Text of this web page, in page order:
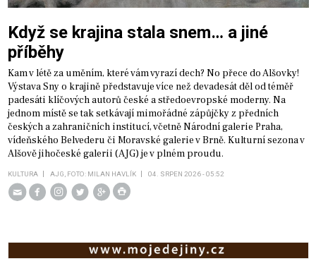
Když se krajina stala snem… a jiné
příběhy
Kam v létě za uměním, které vám vyrazí dech? No přece do Alšovky!
Výstava Sny o krajině představuje více než devadesát děl od téměř
padesáti klíčových autorů české a středoevropské moderny. Na
jednom místě se tak setkávají mimořádné zápůjčky z předních
českých a zahraničních institucí, včetně Národní galerie Praha,
vídeňského Belvederu či Moravské galerie v Brně. Kulturní sezona v
Alšově jihočeské galerii (AJG) je v plném proudu.
KULTURA AJG, FOTO: MILAN HAVLÍK 04. SRPEN 2026 - 05:52